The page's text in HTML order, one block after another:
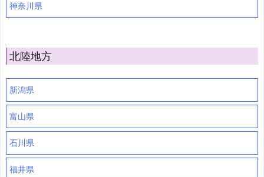
神奈川県
北陸地方
新潟県
富山県
石川県
福井県